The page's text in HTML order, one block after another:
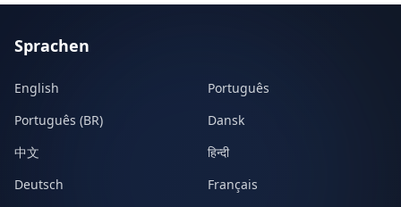
Sprachen
English
Português
Português (BR)
Dansk
中文
हिन्दी
Deutsch
Français